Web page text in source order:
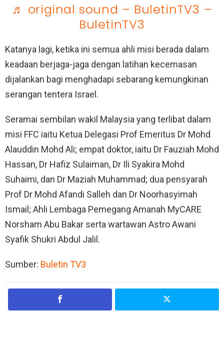
♬ original sound – BuletinTV3 –
BuletinTV3
Katanya lagi, ketika ini semua ahli misi berada dalam
keadaan berjaga-jaga dengan latihan kecemasan
dijalankan bagi menghadapi sebarang kemungkinan
serangan tentera Israel.
Seramai sembilan wakil Malaysia yang terlibat dalam
misi FFC iaitu Ketua Delegasi Prof Emeritus Dr Mohd
Alauddin Mohd Ali; empat doktor, iaitu Dr Fauziah Mohd
Hassan, Dr Hafiz Sulaiman, Dr Ili Syakira Mohd
Suhaimi, dan Dr Maziah Muhammad; dua pensyarah
Prof Dr Mohd Afandi Salleh dan Dr Noorhasyimah
Ismail; Ahli Lembaga Pemegang Amanah MyCARE
Norsham Abu Bakar serta wartawan Astro Awani
Syafik Shukri Abdul Jalil.
Sumber: Buletin TV3